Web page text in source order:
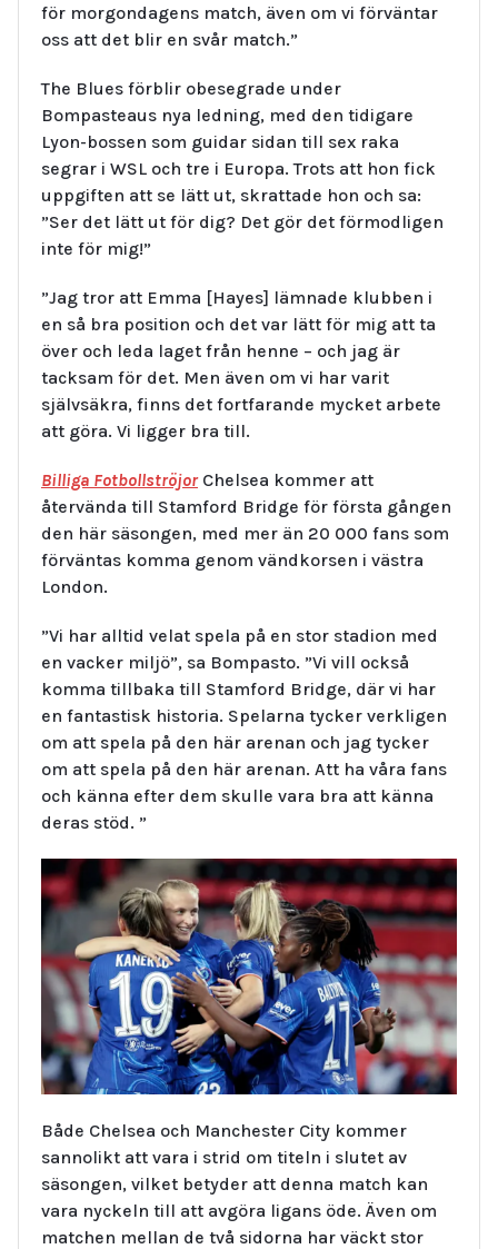
för morgondagens match, även om vi förväntar
oss att det blir en svår match.”
The Blues förblir obesegrade under
Bompasteaus nya ledning, med den tidigare
Lyon-bossen som guidar sidan till sex raka
segrar i WSL och tre i Europa. Trots att hon fick
uppgiften att se lätt ut, skrattade hon och sa:
”Ser det lätt ut för dig? Det gör det förmodligen
inte för mig!”
”Jag tror att Emma [Hayes] lämnade klubben i
en så bra position och det var lätt för mig att ta
över och leda laget från henne – och jag är
tacksam för det. Men även om vi har varit
självsäkra, finns det fortfarande mycket arbete
att göra. Vi ligger bra till.
Billiga FotbollströjorChelsea kommer att
återvända till Stamford Bridge för första gången
den här säsongen, med mer än 20 000 fans som
förväntas komma genom vändkorsen i västra
London.
”Vi har alltid velat spela på en stor stadion med
en vacker miljö”, sa Bompasto. ”Vi vill också
komma tillbaka till Stamford Bridge, där vi har
en fantastisk historia. Spelarna tycker verkligen
om att spela på den här arenan och jag tycker
om att spela på den här arenan. Att ha våra fans
och känna efter dem skulle vara bra att känna
deras stöd. ”
Både Chelsea och Manchester City kommer
sannolikt att vara i strid om titeln i slutet av
säsongen, vilket betyder att denna match kan
vara nyckeln till att avgöra ligans öde. Även om
matchen mellan de två sidorna har väckt stor